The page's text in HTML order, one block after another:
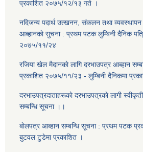
प्रकाशित २०७५/१२/१३ गते ।
नदिजन्य पदार्थ उत्खनन, संकलन तथा व्यवस्थापन
आब्हानकाे सुचना : प्रथम पटक लुम्बिनी दैनिक
२०७५/११/२४
रजिया खेल मैदानकाे लागि दरभाउपत्र आब्हान
प्रकाशित २०७५/११/२३ - लुम्बिनी दैनिकमा
दरभाउपत्रदाताहरूकाे दरभाउपत्रकाे लागी
सम्बन्धि सूचना ।।
बाेलपत्र आब्हान सम्बन्धि सूचना : प्रथम पटक
बुटवल टुडेमा प्रकाशित ।